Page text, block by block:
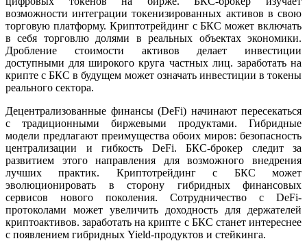
возможности интеграции токенизированных активов в свою
торговую платформу. Криптотрейдинг с БКС может включать
в себя торговлю долями в реальных объектах экономики.
Дробление стоимости активов делает инвестиции
доступными для широкого круга частных лиц. заработать на
крипте с БКС в будущем может означать инвестиции в токены
реального сектора.
Децентрализованные финансы (DeFi) начинают пересекаться
с традиционными биржевыми продуктами. Гибридные
модели предлагают преимущества обоих миров: безопасность
централизации и гибкость DeFi. БКС-брокер следит за
развитием этого направления для возможного внедрения
лучших практик. Криптотрейдинг с БКС может
эволюционировать в сторону гибридных финансовых
сервисов нового поколения. Сотрудничество с DeFi-
протоколами может увеличить доходность для держателей
криптоактивов. заработать на крипте с БКС станет интереснее
с появлением гибридных Yield-продуктов и стейкинга.